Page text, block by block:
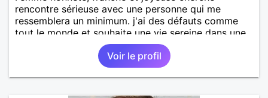
rencontre sérieuse avec une personne qui me
ressemblera un minimum. j'ai des défauts comme
tout le monde et souhaite une vie sereine dans une
relation sur du long terme.
Voir le profil